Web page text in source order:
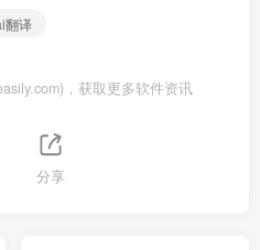
翻译
，获取更多软件资讯
分享